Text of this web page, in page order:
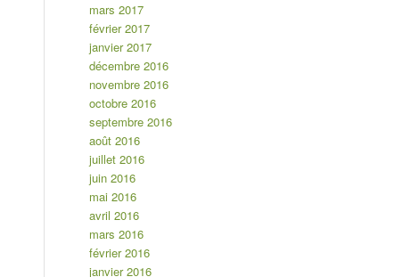
mars 2017
février 2017
janvier 2017
décembre 2016
novembre 2016
octobre 2016
septembre 2016
août 2016
juillet 2016
juin 2016
mai 2016
avril 2016
mars 2016
février 2016
janvier 2016